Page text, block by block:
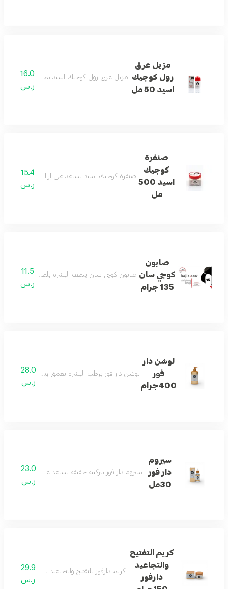
مزيل عرق
رول كوجيك
اسيد 50 مل
مزيل عرق رول كوجيك اسيد يمنح انتعاشًا يوميًا
16.0
ر.س
صنفرة
كوجيك
اسيد 500
مل
صنفرة كوجيك اسيد تساعد على إزالة الشوائب
15.4
ر.س
صابون
كوجي سان
135 جرام
صابون كوجي سان ينظف البشرة بلطف ويساعد على
11.5
ر.س
لوشن دار
فور
400جرام
لوشن دار فور يرطب البشرة بعمق ويساعد على
28.0
ر.س
سيروم
دار فور
30مل
سيروم دار فور بتركيبة خفيفة يساعد على العناية
23.0
ر.س
كريم التفتيح
والتجاعيد
دارفور
كريم دارفور للتفتيح والتجاعيد يساعد على
29.9
ر.س